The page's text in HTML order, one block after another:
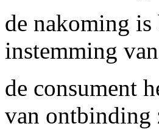
de nakoming
instemming
de consument
van ontbinding